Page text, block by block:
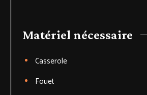
Matériel nécessaire
Casserole
Fouet